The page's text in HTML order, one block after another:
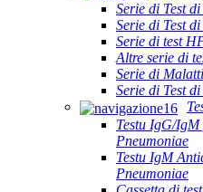
Serie di Test
Serie di Test
Serie di test
Altre serie di
Serie di
Serie di Test
Testu IgG/
Pneumoniae
Testu IgM
Pneumoniae